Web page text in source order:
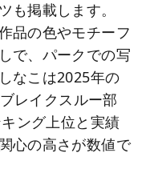
も掲載します。
品の色やモチーフ
で、パークでの写
なこは2025年の
レイクスルー部
ング上位と実績
心の高さが数値で